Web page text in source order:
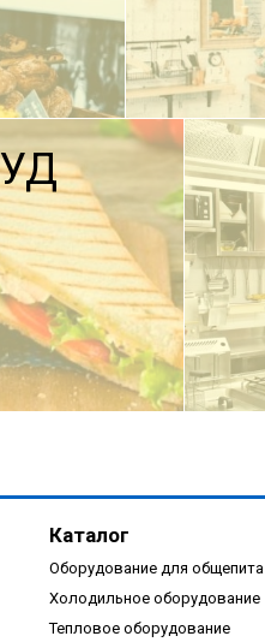
Каталог
Оборудование для общепита
Холодильное оборудование
Тепловое оборудование